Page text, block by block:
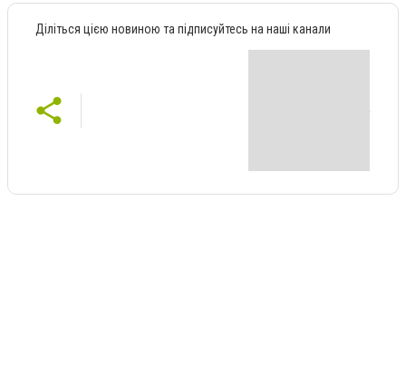
Діліться цією новиною та підписуйтесь на наші канали